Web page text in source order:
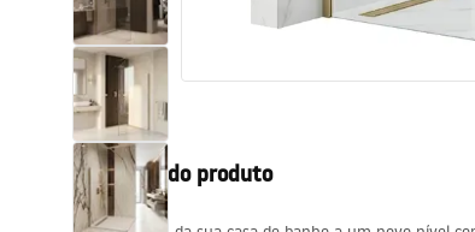
Misturadores de casa de banho
Chuveiros de casa de banho
Cozinha
Acessórios de casa de banho,
Descrição do produto